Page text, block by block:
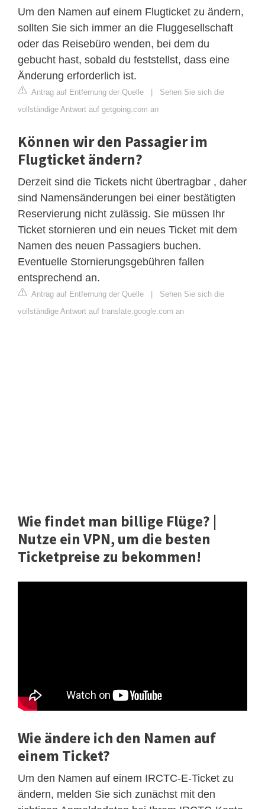
Um den Namen auf einem Flugticket zu ändern,
sollten Sie sich immer an die Fluggesellschaft
oder das Reisebüro wenden, bei dem du
gebucht hast, sobald du feststellst, dass eine
Änderung erforderlich ist.
Antrag auf Entfernung der Quelle
Sehen Sie sich die
vollständige Antwort auf getgoing.com an
Können wir den Passagier im
Flugticket ändern?
Derzeit sind die Tickets nicht übertragbar , daher
sind Namensänderungen bei einer bestätigten
Reservierung nicht zulässig. Sie müssen Ihr
Ticket stornieren und ein neues Ticket mit dem
Namen des neuen Passagiers buchen.
Eventuelle Stornierungsgebühren fallen
entsprechend an.
Antrag auf Entfernung der Quelle
Sehen Sie sich die
vollständige Antwort auf translate.google.com an
Wie findet man billige Flüge? |
Nutze ein VPN, um die besten
Ticketpreise zu bekommen!
Wie ändere ich den Namen auf
einem Ticket?
Um den Namen auf einem IRCTC-E-Ticket zu
ändern, melden Sie sich zunächst mit den